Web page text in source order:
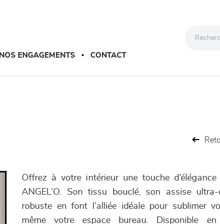
NOS ENGAGEMENTS CONTACT
Offrez à votre intérieur une touche
ANGEL’O. Son tissu bouclé, son assise
robuste en font l’alliée idéale pour sublimer
même votre espace bureau. Disponible